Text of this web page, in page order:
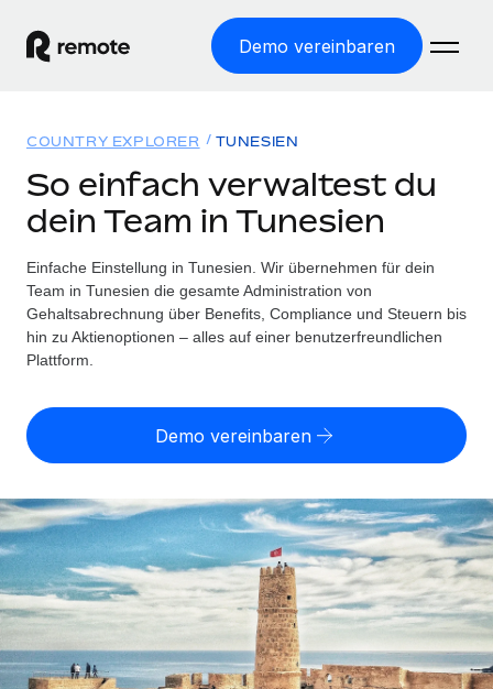
Demo vereinbaren
WELTWEITE BESCHÄFTIGUNG
Globale Payroll
Einfache, rechtssicher Payroll
Employer of Record
Weltweites Wachstum ohne Kosten für Niederlassungen
Contractor of Record
Rechtssichere, weltweite Arbeit mit Freelancer:innen
Globales Onboarding und Verwalten von
Freelancer:innen
PEO
Auslagern von komplexen HR-Aufgaben
INFRASTRUKTUR
Lösungen
WELTWEITE ABDECKUNG
Country Explorer
Länderspezifische Unterstützung bei der Einstellung
Einfache Einstellung in allen US-Bundesstaaten
WACHSTUMSPHASE
Startups
Agile HR- und Payroll-Lösungen für wachsende
Ressourcen
TOOLS UND RECHNER
Scheinselbstständigkeitsrisiko berechnen
Personalkostenrechner
Gesamtbeschäftigungskosten
Honorarzahlungen berechnen
Informationen zu möglichen Währungen und
Abwicklungsfristen für globale Freelancer:innen
Preise
Nederlands
Français
Anmelden
COUNTRY EXPLORER TUNESIEN
So einfach verwaltest du
dein Team in Tunesien
Einfache Einstellung in Tunesien. Wir übernehmen für dein
Team in Tunesien die gesamte Administration von
Gehaltsabrechnung über Benefits, Compliance und Steuern bis
hin zu Aktienoptionen – alles auf einer benutzerfreundlichen
Plattform.
Demo vereinbaren